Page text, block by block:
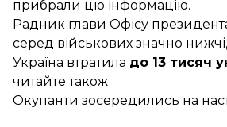
прибрали цю інформацію.
Радник глави Офісу
серед військових значно
Україна втратила до 13 тисяч
читайте також
Окупанти зосередились на